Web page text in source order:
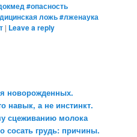
#опасность
ложь #лженаука
| Leave a reply
новорожденных.
навык, а не инстинкт.
сцеживанию молока
сосать грудь: причины.